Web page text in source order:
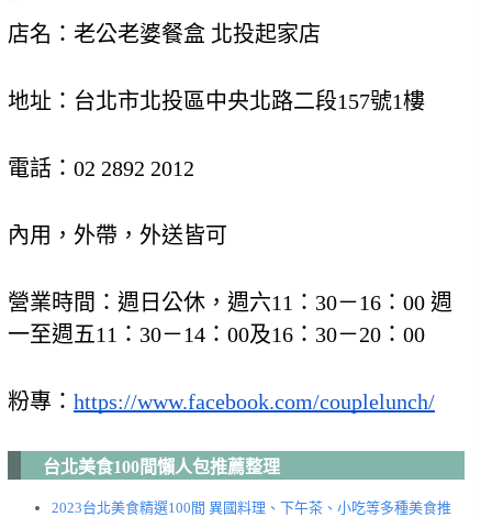
店名：老公老婆餐盒 北投起家店
地址：台北市北投區中央北路二段157號1樓
電話：02 2892 2012
內用，外帶，外送皆可
營業時間：週日公休，週六11：30－16：00 週
一至週五11：30－14：00及16：30－20：00
粉專： https://www.facebook.com/couplelunch/
台北美食100間懶人包推薦整理
2023台北美食精選100間 異國料理、下午茶、小吃等多種美食推